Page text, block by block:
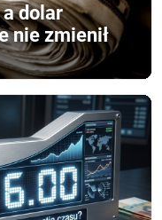
a dolar
nie zmienił